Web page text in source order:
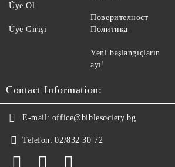
Üye Ol
Üye Girişi
Поверителност
Политика
Yeni başlangıçların
ayı!
Contact Information:
E-mail: office@biblesociety.bg
Telefon: 02/832 30 72